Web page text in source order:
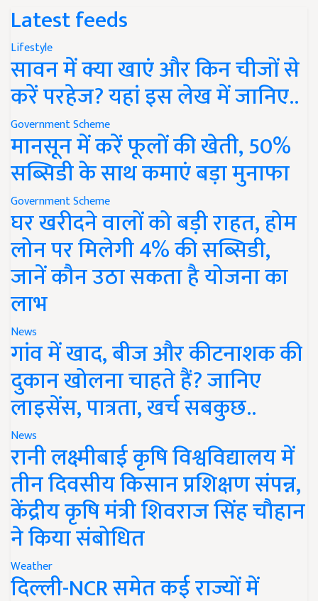
Latest feeds
Lifestyle
सावन में क्या खाएं और किन चीजों से
करें परहेज? यहां इस लेख में जानिए..
Government Scheme
मानसून में करें फूलों की खेती, 50%
सब्सिडी के साथ कमाएं बड़ा मुनाफा
Government Scheme
घर खरीदने वालों को बड़ी राहत, होम
लोन पर मिलेगी 4% की सब्सिडी,
जानें कौन उठा सकता है योजना का
लाभ
News
गांव में खाद, बीज और कीटनाशक की
दुकान खोलना चाहते हैं? जानिए
लाइसेंस, पात्रता, खर्च सबकुछ..
News
रानी लक्ष्मीबाई कृषि विश्वविद्यालय में
तीन दिवसीय किसान प्रशिक्षण संपन्न,
केंद्रीय कृषि मंत्री शिवराज सिंह चौहान
ने किया संबोधित
Weather
दिल्ली-NCR समेत कई राज्यों में